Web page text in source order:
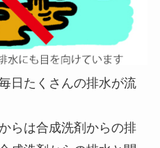
日たくさんの排水が流
らは合成洗剤からの排